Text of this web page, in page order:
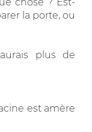
la porte, ou
plus de
est amère